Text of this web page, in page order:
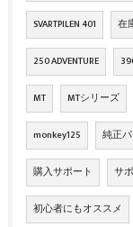
SVARTPILEN 401 在
250 ADVENTURE
MT MTシリーズ
monkey125 純正
購入サポート サ
初心者にもオススメ